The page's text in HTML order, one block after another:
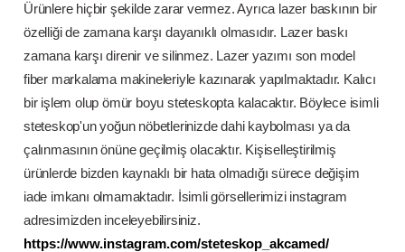
Ürünlere hiçbir şekilde zarar vermez. Ayrıca lazer baskının bir
özelliği de zamana karşı dayanıklı olmasıdır. Lazer baskı
zamana karşı direnir ve silinmez. Lazer yazımı son model
fiber markalama makineleriyle kazınarak yapılmaktadır. Kalıcı
bir işlem olup ömür boyu steteskopta kalacaktır. Böylece isimli
steteskop'un yoğun nöbetlerinizde dahi kaybolması ya da
çalınmasının önüne geçilmiş olacaktır. Kişiselleştirilmiş
ürünlerde bizden kaynaklı bir hata olmadığı sürece değişim
iade imkanı olmamaktadır. İsimli görsellerimizi instagram
adresimizden inceleyebilirsiniz.
https://www.instagram.com/steteskop_akcamed/